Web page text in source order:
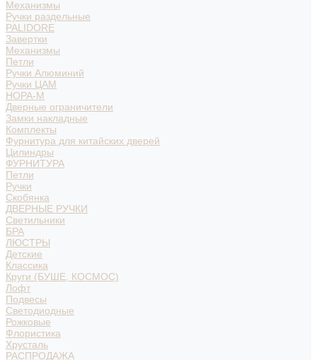
Механизмы
Ручки раздельные
PALIDORE
Завертки
Механизмы
Петли
Ручки Алюминий
Ручки ЦАМ
НОРА-М
Дверные ограничители
Замки накладные
Комплекты
Фурнитура для китайских дверей
Цилиндры
ФУРНИТУРА
Петли
Ручки
Скобянка
ДВЕРНЫЕ РУЧКИ
Светильники
БРА
ЛЮСТРЫ
Детские
Классика
Круги (БУШЕ, КОСМОС)
Лофт
Подвесы
Светодиодные
Рожковые
Флористика
Хрусталь
РАСПРОДАЖА